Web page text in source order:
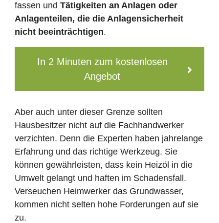
fassen und Tätigkeiten an Anlagen oder
Anlagenteilen, die die Anlagensicherheit
nicht beeinträchtigen.
In 2 Minuten zum kostenlosen
Angebot
Aber auch unter dieser Grenze sollten
Hausbesitzer nicht auf die Fachhandwerker
verzichten. Denn die Experten haben jahrelange
Erfahrung und das richtige Werkzeug. Sie
können gewährleisten, dass kein Heizöl in die
Umwelt gelangt und haften im Schadensfall.
Verseuchen Heimwerker das Grundwasser,
kommen nicht selten hohe Forderungen auf sie
zu.